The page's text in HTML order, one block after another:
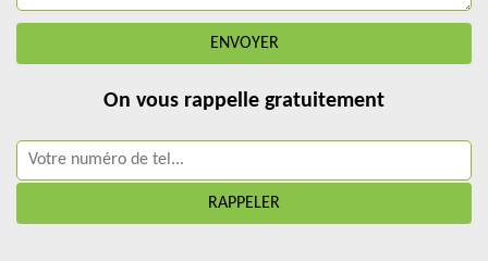
On vous rappelle gratuitement